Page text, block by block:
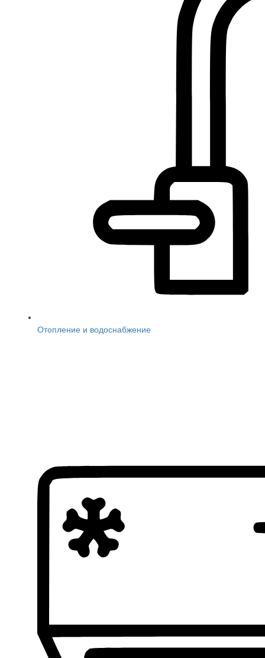
Отопление и водоснабжение